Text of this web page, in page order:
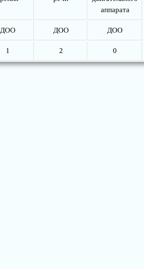
аппарата
ДОО ДОО ДОО
1 2 0